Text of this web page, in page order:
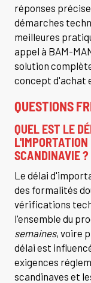
réponses
démarches
meilleures
appel à BAM-
solution
concept d'achat
QUESTIONS
QUEL EST LE
SCANDINAVIE ?
Le délai
des formalités
vérifications
l'ensemble du
semaines, voire
délai est
exigences
scandinaves et